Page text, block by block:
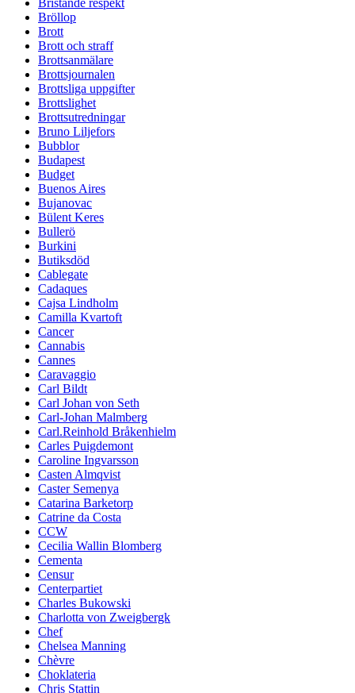
Bröllop
Brott
Brott och straff
Brottsanmälare
Brottsjournalen
Brottsliga uppgifter
Brottslighet
Brottsutredningar
Bruno Liljefors
Bubblor
Budapest
Budget
Buenos Aires
Bujanovac
Bülent Keres
Bullerö
Burkini
Butiksdöd
Cablegate
Cadaques
Cajsa Lindholm
Camilla Kvartoft
Cancer
Cannabis
Cannes
Caravaggio
Carl Bildt
Carl Johan von Seth
Carl-Johan Malmberg
Carl.Reinhold Bråkenhielm
Carles Puigdemont
Caroline Ingvarsson
Casten Almqvist
Caster Semenya
Catarina Barketorp
Catrine da Costa
CCW
Cecilia Wallin Blomberg
Cementa
Censur
Centerpartiet
Charles Bukowski
Charlotta von Zweigbergk
Chef
Chelsea Manning
Chèvre
Choklateria
Chris Stattin